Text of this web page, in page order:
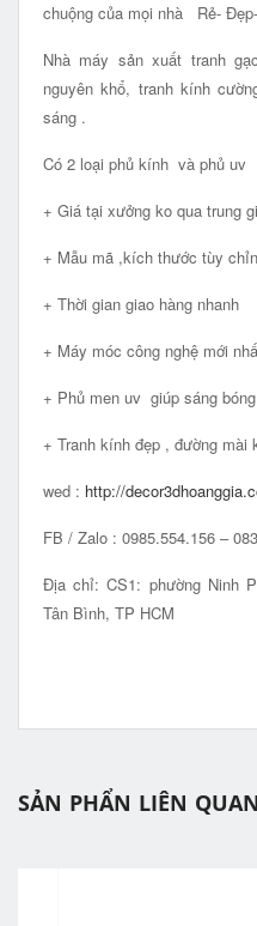
chuộng của mọi nhà Rẻ-
Nhà máy sản xuất tranh
nguyên khổ, tranh kính
sáng .
Có 2 loại phủ kính và phủ uv
+ Giá tại xưởng ko qua trung
+ Mẫu mã ,kích thước tùy
+ Thời gian giao hàng nhanh
+ Máy móc công nghệ mới
+ Phủ men uv giúp sáng
+ Tranh kính đẹp , đường mài
wed : http://
FB / Zalo : 0985.554.156 –
Địa chỉ: CS1: phường Ninh
Tân Bình, TP HCM
SẢN PHẨN LIÊN QUAN